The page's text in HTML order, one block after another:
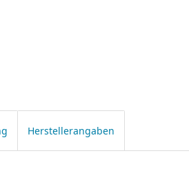
Herstellerangaben